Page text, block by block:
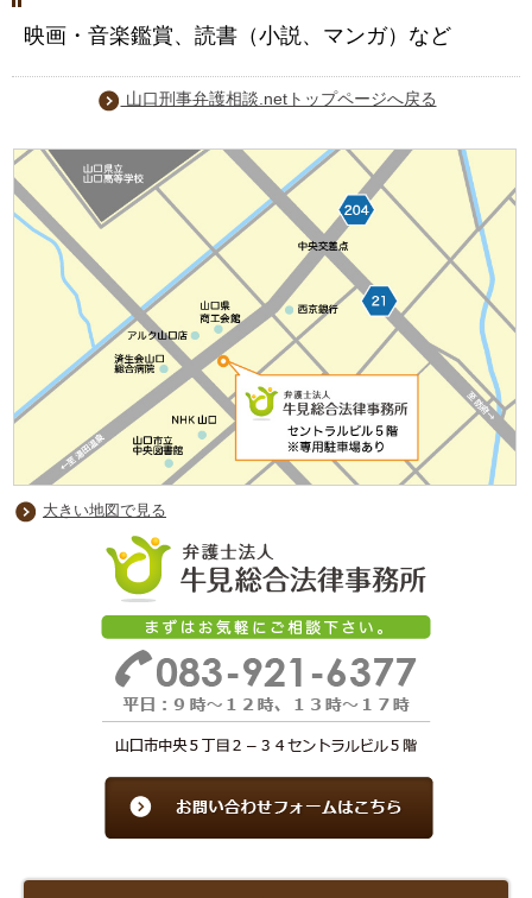
映画・音楽鑑賞、読書（小説、マンガ）など
山口刑事弁護相談.netトップページへ戻る
大きい地図で見る